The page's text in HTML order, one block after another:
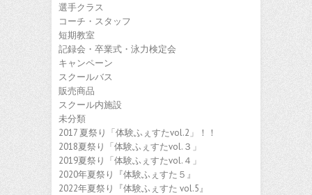
選手クラス
コーチ・スタッフ
短期教室
記録会・卒業式・泳力検定会
キャンペーン
スクールバス
販売商品
スクール内施設
未分類
2017 夏祭り「体験ふぇすたvol.2」！！
2018夏祭り「体験ふぇすたvol.３」
2019夏祭り「体験ふぇすたvol.４」
2020年夏祭り『体験ふぇすた５』
2022年夏祭り『体験ふぇすた vol.5』